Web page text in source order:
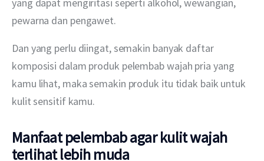
pewarna dan pengawet.
Dan yang perlu diingat, semakin banyak daftar
komposisi dalam produk pelembab wajah pria yang
kamu lihat, maka semakin produk itu tidak baik untuk
kulit sensitif kamu.
Manfaat pelembab agar kulit wajah
terlihat lebih muda